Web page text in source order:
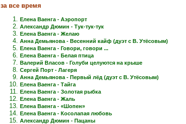
за все время
Елена Ваенга - Аэропорт
Александр Дюмин - Тук-тук-тук
Елена Ваенга - Желаю
Анна Демьянова - Весенний кайф (дуэт с В. Утёсовым)
Елена Ваенга - Говори, говори ...
Елена Ваенга - Белая птица
Валерий Власов - Голуби целуются на крыше
Сергей Порт - Лагеря
Анна Демьянова - Первый лёд (дуэт с В. Утёсовым)
Елена Ваенга - Тайга
Елена Ваенга - Золотая рыбка
Елена Ваенга - Жаль
Елена Ваенга - «Шопен»
Елена Ваенга - Косолапая любовь
Александр Дюмин - Пацаны